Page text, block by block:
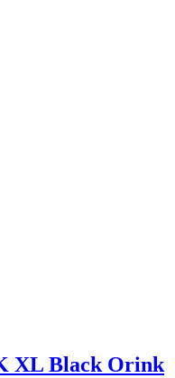
XL Black Orink